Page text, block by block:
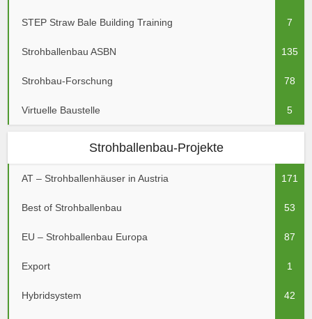
STEP Straw Bale Building Training 7
Strohballenbau ASBN 135
Strohbau-Forschung 78
Virtuelle Baustelle 5
Strohballenbau-Projekte
AT – Strohballenhäuser in Austria 171
Best of Strohballenbau 53
EU – Strohballenbau Europa 87
Export 1
Hybridsystem 42